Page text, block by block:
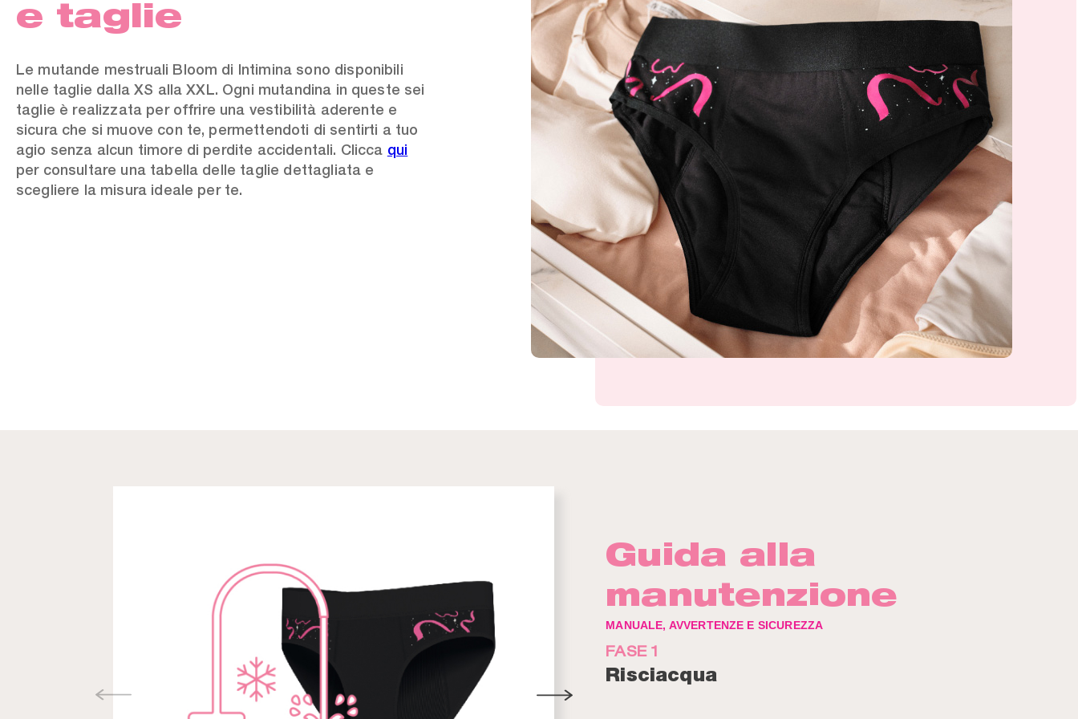
e taglie
Le mutande mestruali Bloom di Intimina sono disponibili
nelle taglie dalla XS alla XXL. Ogni mutandina in queste sei
taglie è realizzata per offrire una vestibilità aderente e
sicura che si muove con te, permettendoti di sentirti a tuo
agio senza alcun timore di perdite accidentali. Clicca qui
per consultare una tabella delle taglie dettagliata e
scegliere la misura ideale per te.
Guida alla
manutenzione
MANUALE, AVVERTENZE E SICUREZZA
FASE 1
Risciacqua